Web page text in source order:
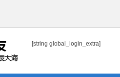
[string global_login_extra]